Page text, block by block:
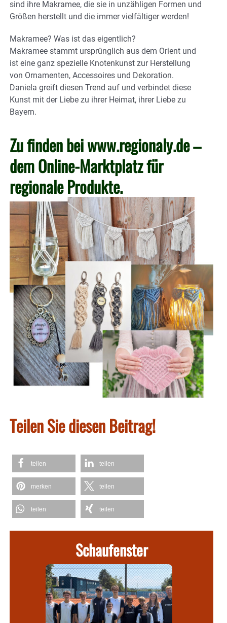
sind ihre Makramee, die sie in unzähligen Formen und
Größen herstellt und die immer vielfältiger werden!
Makramee? Was ist das eigentlich?
Makramee stammt ursprünglich aus dem Orient und
ist eine ganz spezielle Knotenkunst zur Herstellung
von Ornamenten, Accessoires und Dekoration.
Daniela greift diesen Trend auf und verbindet diese
Kunst mit der Liebe zu ihrer Heimat, ihrer Liebe zu
Bayern.
Zu finden beiwww.regionaly.de–
dem Online-Marktplatz für
regionale Produkte.
Teilen Sie diesen Beitrag!
teilen teilen
merken teilen
teilen teilen
Schaufenster